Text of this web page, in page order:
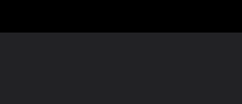
холиварными, что не только